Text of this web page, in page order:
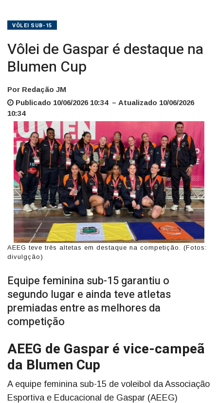
VÔLEI SUB-15
Vôlei de Gaspar é destaque na
Blumen Cup
Por Redação JM
Publicado 10/06/2026 10:34 – Atualizado 10/06/2026
10:34
AEEG teve três altetas em destaque na competição. (Fotos:
divulgção)
Equipe feminina sub-15 garantiu o
segundo lugar e ainda teve atletas
premiadas entre as melhores da
competição
AEEG de Gaspar é vice-campeã
da Blumen Cup
A equipe feminina sub-15 de voleibol da Associação
Esportiva e Educacional de Gaspar (AEEG)